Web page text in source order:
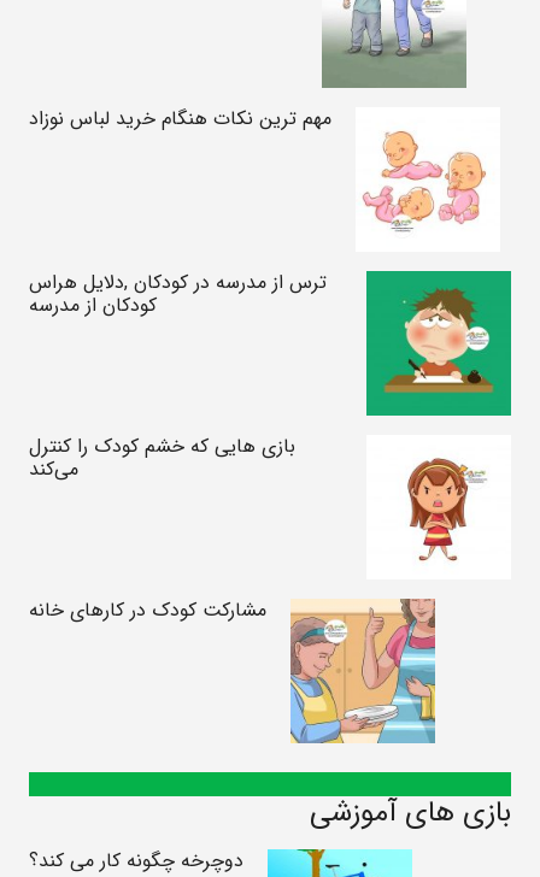
مهم ترین نکات هنگام خرید لباس نوزاد
ترس از مدرسه در کودکان ,دلایل هراس
کودکان از مدرسه
بازی هایی که خشم کودک را کنترل
می‌کند
مشارکت کودک در کارهای خانه
بازی های آموزشی
دوچرخه چگونه کار می کند؟